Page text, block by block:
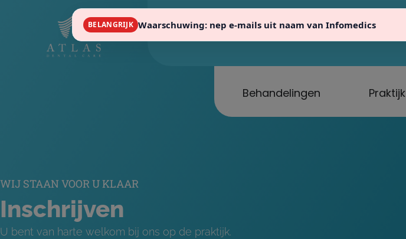
BELANGRIJK Waarschuwing: nep e-mails uit naam van Infomedics
Behandelingen Praktijk
WIJ STAAN VOOR U KLAAR
Inschrijven
U bent van harte welkom bij ons op de praktijk.